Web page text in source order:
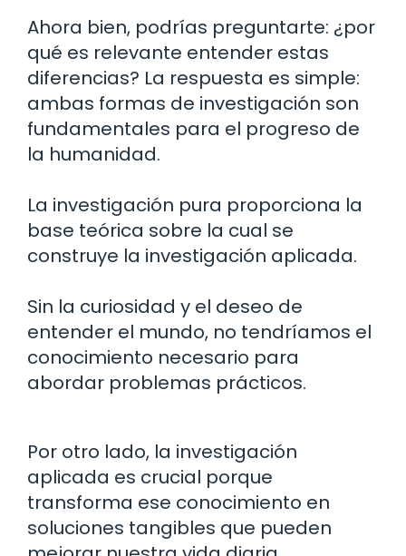
Ahora bien, podrías preguntarte: ¿por
qué es relevante entender estas
diferencias? La respuesta es simple:
ambas formas de investigación son
fundamentales para el progreso de
la humanidad.
La investigación pura proporciona la
base teórica sobre la cual se
construye la investigación aplicada.
Sin la curiosidad y el deseo de
entender el mundo, no tendríamos el
conocimiento necesario para
abordar problemas prácticos.
Por otro lado, la investigación
aplicada es crucial porque
transforma ese conocimiento en
soluciones tangibles que pueden